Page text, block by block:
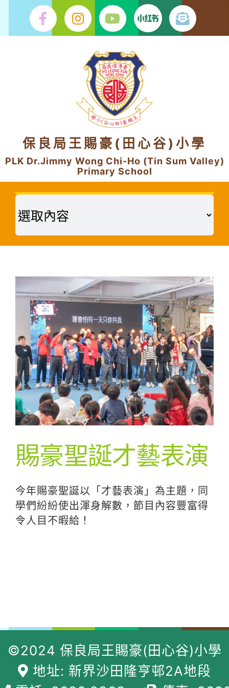
content
保良局王賜豪(田心谷)小學
PLK Dr.Jimmy Wong Chi-Ho (Tin Sum Valley)
Primary School
賜豪聖誕才藝表演
今年賜豪聖誕以「才藝表演」為主題，同
學們紛紛使出渾身解數，節目內容豐富得
令人目不暇給！
©2024 保良局王賜豪(田心谷)小學
地址: 新界沙田隆亨邨2A地段